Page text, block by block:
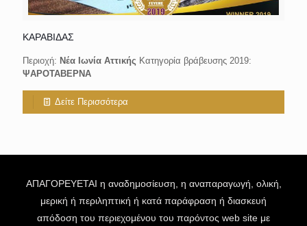
ΚΑΡΑΒΙΔΑΣ
Περιοχή: Νέα Ιωνία Αττικής Κατηγορία βράβευσης 2019:
ΨΑΡΟΤΑΒΕΡΝΑ
Δείτε Περισσότερα
ΑΠΑΓΟΡΕΥΕΤΑΙ η αναδημοσίευση, η αναπαραγωγή, ολική,
μερική ή περιληπτική ή κατά παράφραση ή διασκευή
απόδοση του περιεχομένου του παρόντος web site με